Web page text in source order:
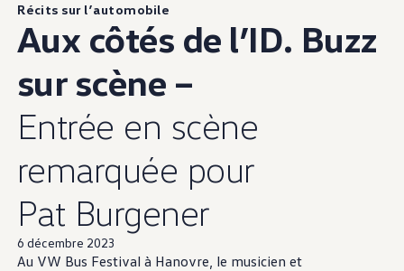
Récits sur l’automobile
Aux côtés de l’ID. Buzz
sur scène –
Entrée en scène
remarquée pour
Pat Burgener
6 décembre 2023
Au VW Bus Festival à Hanovre, le musicien et